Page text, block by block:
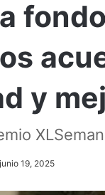
y
junio 19, 2025